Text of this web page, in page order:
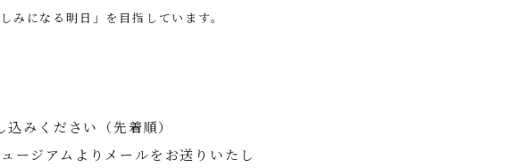
になる明日」を目指しています。
込みください（先着順）
ージアムよりメールをお送りいたし